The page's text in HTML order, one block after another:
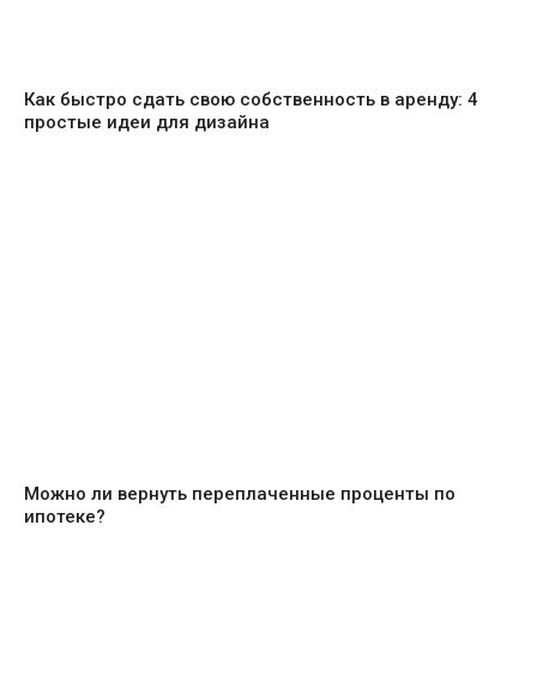
Как быстро сдать свою собственность в аренду: 4
простые идеи для дизайна
Можно ли вернуть переплаченные проценты по
ипотеке?